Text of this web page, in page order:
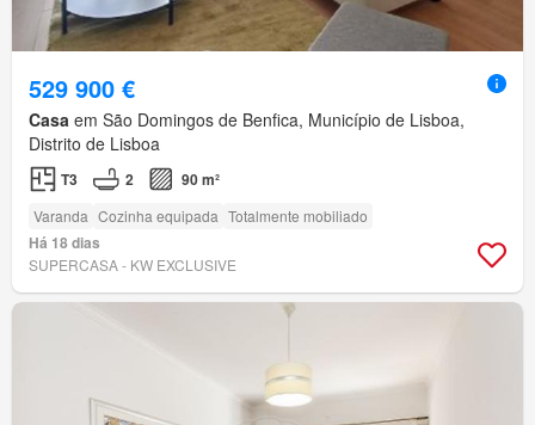
529 900 €
Casa em São Domingos de Benfica, Município de Lisboa,
Distrito de Lisboa
T3 2 90 m²
Varanda Cozinha equipada Totalmente mobiliado
Há 18 dias
SUPERCASA - KW EXCLUSIVE